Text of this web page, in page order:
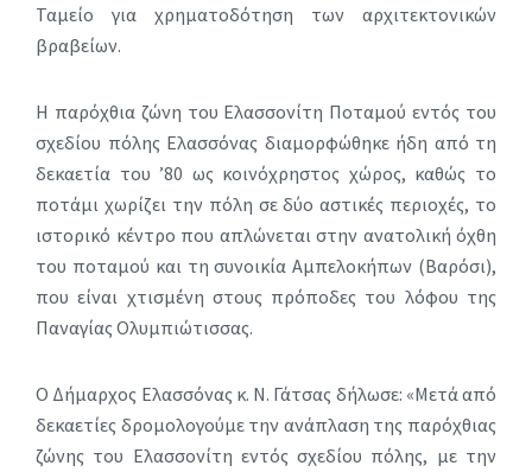
Ταμείο για χρηματοδότηση των αρχιτεκτονικών
βραβείων.
Η παρόχθια ζώνη του Ελασσονίτη Ποταμού εντός του
σχεδίου πόλης Ελασσόνας διαμορφώθηκε ήδη από τη
δεκαετία του ’80 ως κοινόχρηστος χώρος, καθώς το
ποτάμι χωρίζει την πόλη σε δύο αστικές περιοχές, το
ιστορικό κέντρο που απλώνεται στην ανατολική όχθη
του ποταμού και τη συνοικία Αμπελοκήπων (Βαρόσι),
που είναι χτισμένη στους πρόποδες του λόφου της
Παναγίας Ολυμπιώτισσας.
Ο Δήμαρχος Ελασσόνας κ. Ν. Γάτσας δήλωσε: «Μετά από
δεκαετίες δρομολογούμε την ανάπλαση της παρόχθιας
ζώνης του Ελασσονίτη εντός σχεδίου πόλης, με την